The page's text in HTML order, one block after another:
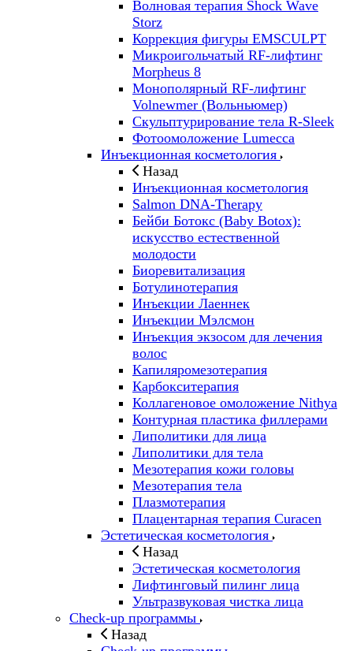
Волновая терапия Shock Wave
Storz
Коррекция фигуры EMSCULPT
Микроигольчатый RF-лифтинг
Morpheus 8
Монополярный RF-лифтинг
Volnewmer (Вольньюмер)
Скульптурирование тела R-Sleek
Фотоомоложение Lumecca
Инъекционная косметология
Назад
Инъекционная косметология
Salmon DNA-Therapy
Бейби Ботокс (Baby Botox):
искусство естественной
молодости
Биоревитализация
Ботулинотерапия
Инъекции Лаеннек
Инъекции Мэлсмон
Инъекция экзосом для лечения
волос
Капиляромезотерапия
Карбокситерапия
Коллагеновое омоложение Nithya
Контурная пластика филлерами
Липолитики для лица
Липолитики для тела
Мезотерапия кожи головы
Мезотерапия тела
Плазмотерапия
Плацентарная терапия Curacen
Эстетическая косметология
Назад
Эстетическая косметология
Лифтинговый пилинг лица
Ультразвуковая чистка лица
Check-up программы
Назад